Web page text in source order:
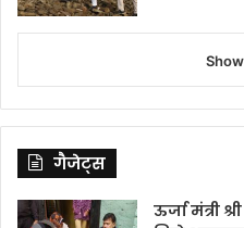
गैजेट्स
ऊर्जा मंत्री